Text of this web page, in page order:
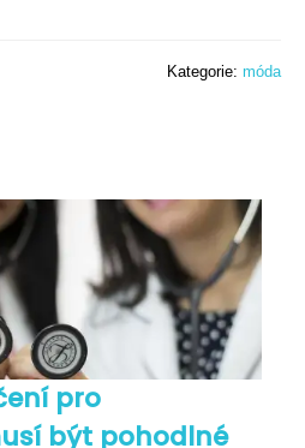
Kategorie: móda
pro
být pohodlné